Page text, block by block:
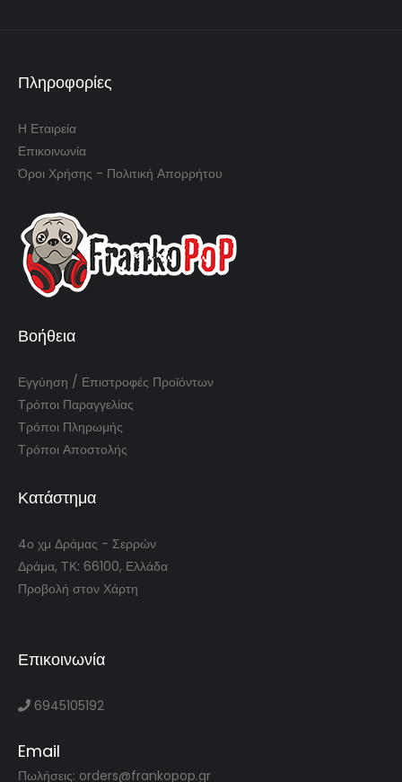
Πληροφορίες
Η Εταιρεία
Επικοινωνία
Όροι Χρήσης - Πολιτική Απορρήτου
Βοήθεια
Εγγύηση / Επιστροφές Προϊόντων
Τρόποι Παραγγελίας
Τρόποι Πληρωμής
Τρόποι Αποστολής
Κατάστημα
4ο χμ Δράμας - Σερρών
Δράμα, ΤΚ: 66100, Ελλάδα
Προβολή στον Χάρτη
Επικοινωνία
6945105192
Email
Πωλήσεις: orders@frankopop.gr